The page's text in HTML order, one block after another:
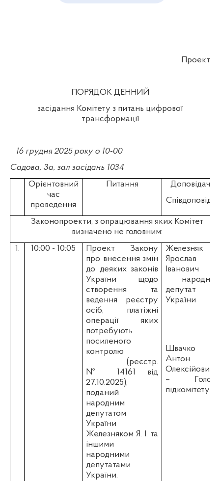
Проект
ПОРЯДОК ДЕННИЙ
засідання Комітету з питань цифрової
трансформації
16 грудня 2025 року о 10-00
Садова, 3а, зал засідань 1034
Орієнтовний
час
проведення
Питання
Доповідач/
Співдоповідач
Законопроекти, з опрацювання яких Комітет
визначено не головним:
1.
10:00 - 10:05
Проект Закону
про внесення змін
до деяких законів
України щодо
створення та
ведення реєстру
осіб, платіжні
операції яких
потребують
посиленого
контролю
(реєстр.
№ 14161 від
27.10.2025),
поданий
народним
депутатом
України
Железняком Я. І. та
іншими
народними
депутатами
України.
Железняк
Ярослав
Іванович
народний
депутат
України
Швачко
Антон
Олексійович
– Голова
підкомітету